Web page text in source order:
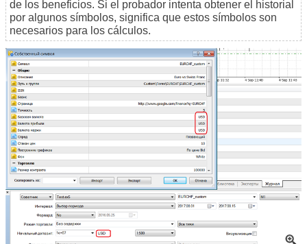
de los beneficios. Si el probador intenta obtener el historial
por algunos símbolos, significa que estos símbolos son
necesarios para los cálculos.